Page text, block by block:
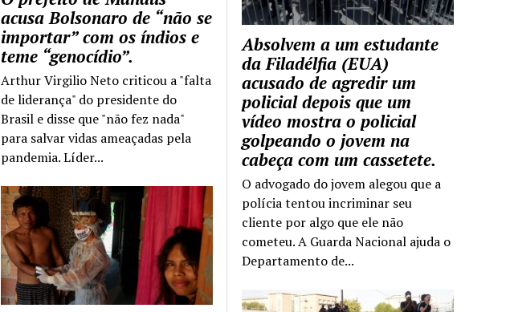
Absolvem a um estudante
da Filadélfia (EUA)
acusado de agredir um
policial depois que um
vídeo mostra o policial
golpeando o jovem na
cabeça com um cassetete.
O advogado do jovem alegou que a
polícia tentou incriminar seu
cliente por algo que ele não
cometeu. A Guarda Nacional ajuda o
Departamento de...
acusa Bolsonaro de “não se
importar” com os índios e
teme “genocídio”.
Arthur Virgilio Neto criticou a "falta
de liderança" do presidente do
Brasil e disse que "não fez nada"
para salvar vidas ameaçadas pela
pandemia. Líder...